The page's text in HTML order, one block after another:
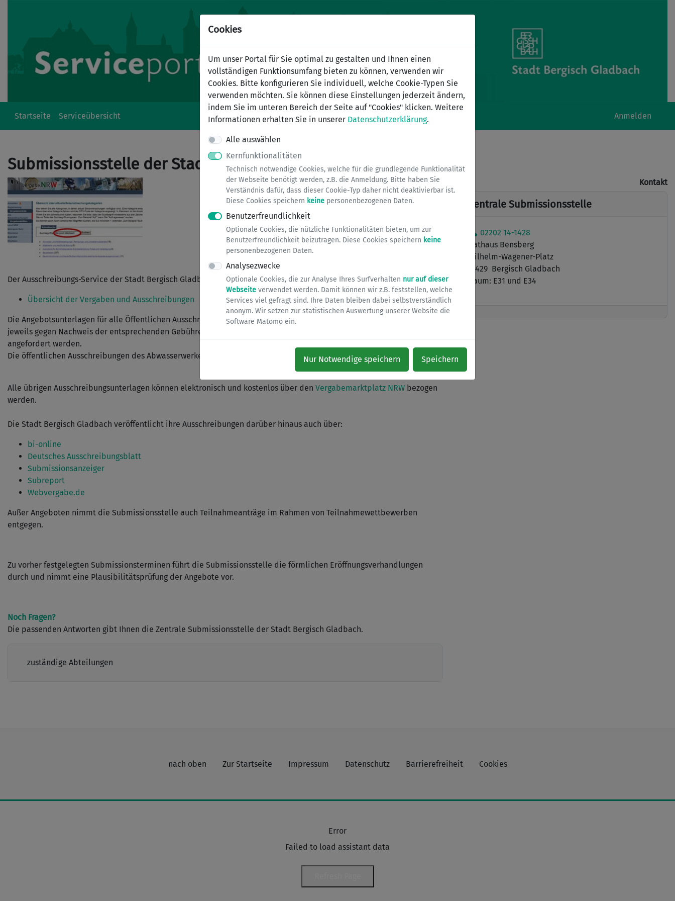
Cookies
Um unser Portal für Sie optimal zu gestalten und Ihnen einen
vollständigen Funktionsumfang bieten zu können, verwenden wir
Cookies. Bitte konfigurieren Sie individuell, welche Cookie-Typen Sie
verwenden möchten. Sie können diese Einstellungen jederzeit ändern,
indem Sie im unteren Bereich der Seite auf "Cookies" klicken. Weitere
Informationen erhalten Sie in unserer Datenschutzerklärung.
Alle auswählen
Kernfunktionalitäten
Technisch notwendige Cookies, welche für die grundlegende Funktionalität
der Webseite benötigt werden, z.B. die Anmeldung. Bitte haben Sie
Verständnis dafür, dass dieser Cookie-Typ daher nicht deaktivierbar ist.
Diese Cookies speichern keine personenbezogenen Daten.
Benutzerfreundlichkeit
Optionale Cookies, die nützliche Funktionalitäten bieten, um zur
Benutzerfreundlichkeit beizutragen. Diese Cookies speichern keine
personenbezogenen Daten.
Analysezwecke
Optionale Cookies, die zur Analyse Ihres Surfverhalten nur auf dieser
Webseite verwendet werden. Damit können wir z.B. feststellen, welche
Services viel gefragt sind. Ihre Daten bleiben dabei selbstverständlich
anonym. Wir setzen zur statistischen Auswertung unserer Website die
Software Matomo ein.
Nur Notwendige speichern Speichern
Startseite Serviceübersicht Anmelden
Submissionsstelle der Stadt Bergisch Gladbach
Der Ausschreibungs-Service der Stadt Bergisch Gladbach stellt Ihnen ausführliche Informationen zur Verfügung:
Übersicht der Vergaben und Ausschreibungen
Die Angebotsunterlagen für alle Öffentlichen Ausschreibungen des Abwasserwerkes können bei der Submissionsstelle
jeweils gegen Nachweis der entsprechenden Gebührenzahlung entweder persönlich abgeholt oder schriftlich
angefordert werden.
Die öffentlichen Ausschreibungen des Abwasserwerkes können Sie
Alle übrigen Ausschreibungsunterlagen können elektronisch und kostenlos über den Vergabemarktplatz NRW bezogen
werden.
Die Stadt Bergisch Gladbach veröffentlicht ihre Ausschreibungen darüber hinaus auch über:
bi-online
Deutsches Ausschreibungsblatt
Submissionsanzeiger
Subreport
Webvergabe.de
Außer Angeboten nimmt die Submissionsstelle auch Teilnahmeanträge im Rahmen von Teilnahmewettbewerben
entgegen.
Zu vorher festgelegten Submissionsterminen führt die Submissionsstelle die förmlichen Eröffnungsverhandlungen
durch und nimmt eine Plausibilitätsprüfung der Angebote vor.
Noch Fragen?
Die passenden Antworten gibt Ihnen die Zentrale Submissionsstelle der Stadt Bergisch Gladbach.
zuständige Abteilungen
Kontakt
Zentrale Submissionsstelle
02202 14-1428
Rathaus Bensberg
Wilhelm-Wagener-Platz
51429 Bergisch Gladbach
Raum: E31 und E34
nach oben Zur Startseite Impressum Datenschutz Barrierefreiheit Cookies
Error
Failed to load assistant data